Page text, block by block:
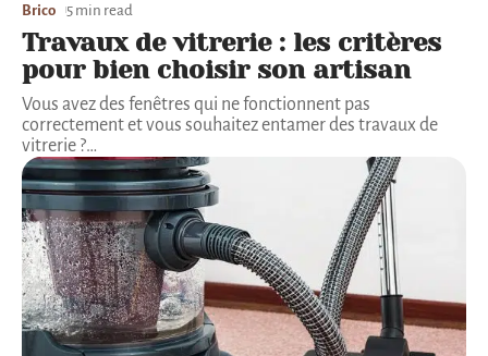
Brico 5 min read
Travaux de vitrerie : les critères
pour bien choisir son artisan
Vous avez des fenêtres qui ne fonctionnent pas
correctement et vous souhaitez entamer des travaux de
vitrerie ?…